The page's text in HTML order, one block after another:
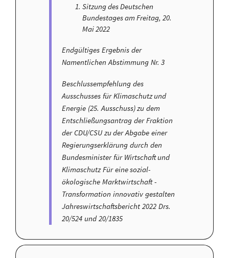
Sitzung des Deutschen
Bundestages am Freitag, 20.
Mai 2022
Endgültiges Ergebnis der
Namentlichen Abstimmung Nr. 3
Beschlussempfehlung des
Ausschusses für Klimaschutz und
Energie (25. Ausschuss) zu dem
Entschließungsantrag der Fraktion
der CDU/CSU zu der Abgabe einer
Regierungserklärung durch den
Bundesminister für Wirtschaft und
Klimaschutz Für eine sozial-
ökologische Marktwirtschaft -
Transformation innovativ gestalten
Jahreswirtschaftsbericht 2022 Drs.
20/524 und 20/1835